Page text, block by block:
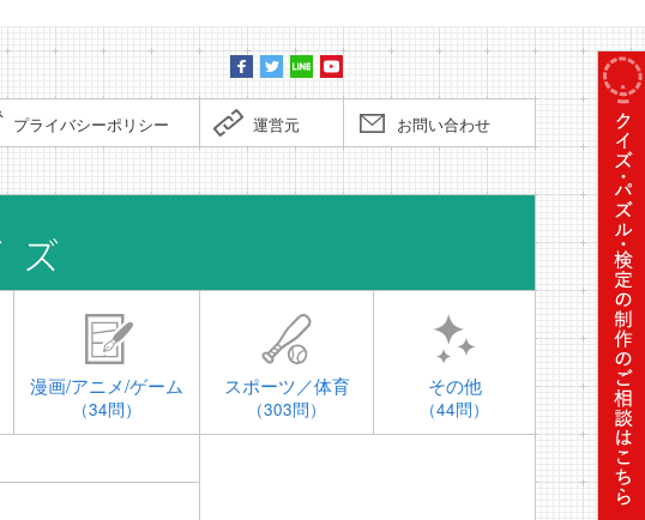
プライバシーポリシー 運営元 お問い合わせ
時事問
漫画/アニメ/ゲーム
（34問）
スポーツ／体育
（303問）
その他
（44問）